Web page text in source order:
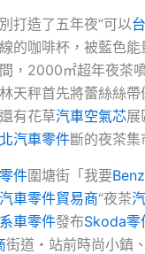
打造了五年夜“可以
的咖啡杯，被藍色
，2000㎡超年夜茶
天秤首先將蕾絲絲
有花草汽車空氣芯展
汽車零件斷的夜茶集
件圍塘街「我要
汽車零件貿易商“夜茶
車零件發布Skoda零
街道・站前時尚小鎮